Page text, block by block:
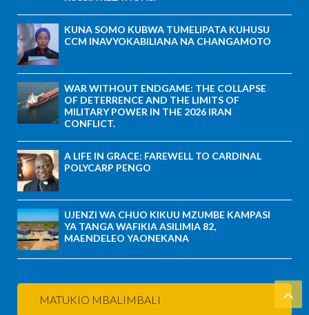
KUNA SOMO KUBWA TUMELIPATA KUHUSU
CCM INAVYOKABILIANA NA CHANGAMOTO
WAR WITHOUT ENDGAME: THE COLLAPSE
OF DETERRENCE AND THE LIMITS OF
MILITARY POWER IN THE 2026 IRAN
CONFLICT.
A LIFE IN GRACE: FAREWELL TO CARDINAL
POLYCARP PENGO
UJENZI WA CHUO KIKUU MZUMBE KAMPASI
YA TANGA WAFIKIA ASILIMIA 82,
MAENDELEO YAONEKANA
MATUKIO MBALIMBALI